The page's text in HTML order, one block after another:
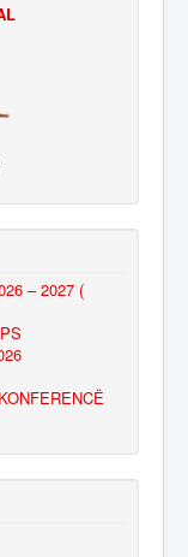
– 2027 (